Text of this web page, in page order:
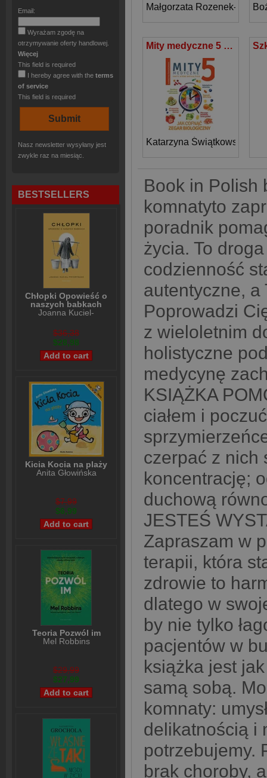
Email:
Wyrażam zgodę na
otrzymywanie oferty handlowej.
Więcej
This field is required
I hereby agree with the terms
of service
This field is required
Nasz newsletter wysyłany jest
zwykle raz na miesiąc.
BESTSELLERS
Chłopki Opowieść o
naszych babkach
Joanna Kuciel-
$36,38
$28,98
Kicia Kocia na plaży
Anita Głowińska
$7,99
$6,99
Teoria Pozwól im
Mel Robbins
$29,99
$27,99
Małgorzata Rozenek-
Mity medyczne 5 Jak cofnąć zegar biologiczny
Katarzyna Świątkowska
Book in Polish
komnatyto
poradnik
życia. To
codzienność
autentyczne, a
Poprowadzi
z wieloletnim
holistyczne
medycynę
KSIĄŻKA
ciałem i
czerpać z nich
koncentrację;
duchową
JESTEŚ
Zapraszam w
terapii, która
zdrowie to
dlatego w
by nie tylko
pacjentów w
książka jest
samą sobą.
komnaty:
delikatnością i
potrzebujemy.
brak choroby,